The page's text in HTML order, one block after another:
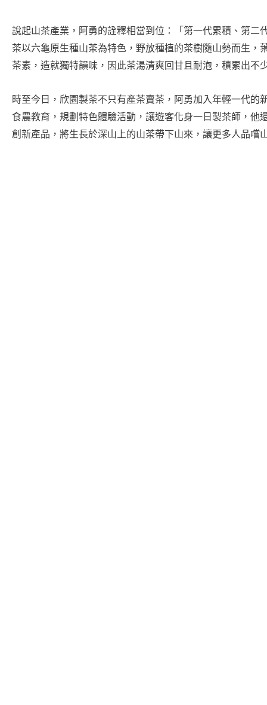
說起山茶產業，阿勇的詮釋相當到位：「第一代累積、第二
茶以六龜原生種山茶為特色，野放種植的茶樹隨山勢而生，
茶素，造就獨特韻味，因此茶湯清爽回甘且耐泡，積累出不
時至今日，欣園製茶不只有產茶賣茶，阿勇加入年輕一代的
食農教育，規劃特色體驗活動，讓遊客化身一日製茶師，他
創新產品，將生長於深山上的山茶帶下山來，讓更多人品嚐